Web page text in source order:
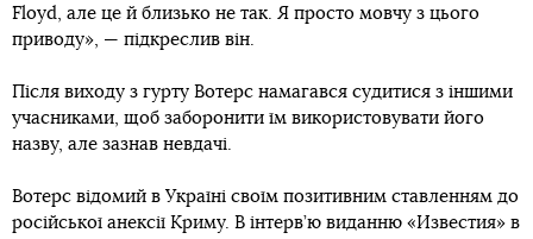
Floyd, але це й близько не так. Я просто мовчу з цього
приводу», — підкреслив він.
Після виходу з гурту Вотерс намагався судитися з іншими
учасниками, щоб заборонити їм використовувати його
назву, але зазнав невдачі.
Вотерс відомий в Україні своїм позитивним ставленням до
російської анексії Криму. В інтерв’ю виданню «Известия» в